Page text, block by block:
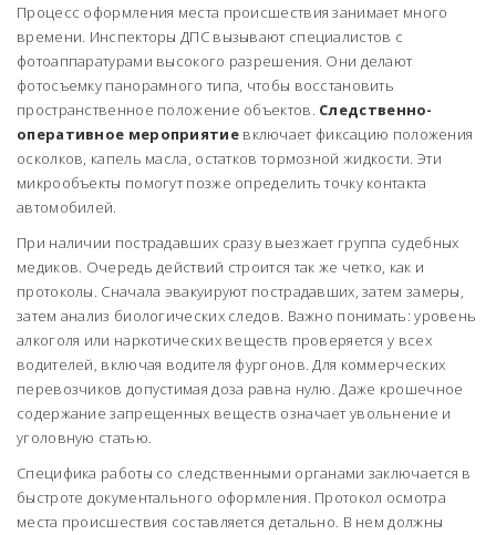
Процесс оформления места происшествия занимает много
времени. Инспекторы ДПС вызывают специалистов с
фотоаппаратурами высокого разрешения. Они делают
фотосъемку панорамного типа, чтобы восстановить
пространственное положение объектов. Следственно-
оперативное мероприятиевключает фиксацию положения
осколков, капель масла, остатков тормозной жидкости. Эти
микрообъекты помогут позже определить точку контакта
автомобилей.
При наличии пострадавших сразу выезжает группа судебных
медиков. Очередь действий строится так же четко, как и
протоколы. Сначала эвакуируют пострадавших, затем замеры,
затем анализ биологических следов. Важно понимать: уровень
алкоголя или наркотических веществ проверяется у всех
водителей, включая водителя фургонов. Для коммерческих
перевозчиков допустимая доза равна нулю. Даже крошечное
содержание запрещенных веществ означает увольнение и
уголовную статью.
Специфика работы со следственными органами заключается в
быстроте документального оформления. Протокол осмотра
места происшествия составляется детально. В нем должны